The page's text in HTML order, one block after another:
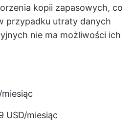
kopii zapasowych, co
przypadku utraty danych
nie ma możliwości ich
USD/miesiąc